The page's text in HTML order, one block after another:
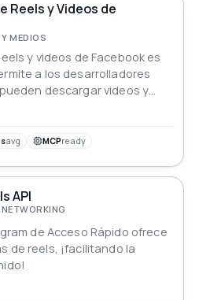
Reels y Videos de
MEDIOS
y videos de Facebook es
a los desarrolladores
descargar videos y
presencia de una marca de
favoritos de Facebook,
avg MCPready
API
de Acceso Rápido ofrece
de reels, ¡facilitando la